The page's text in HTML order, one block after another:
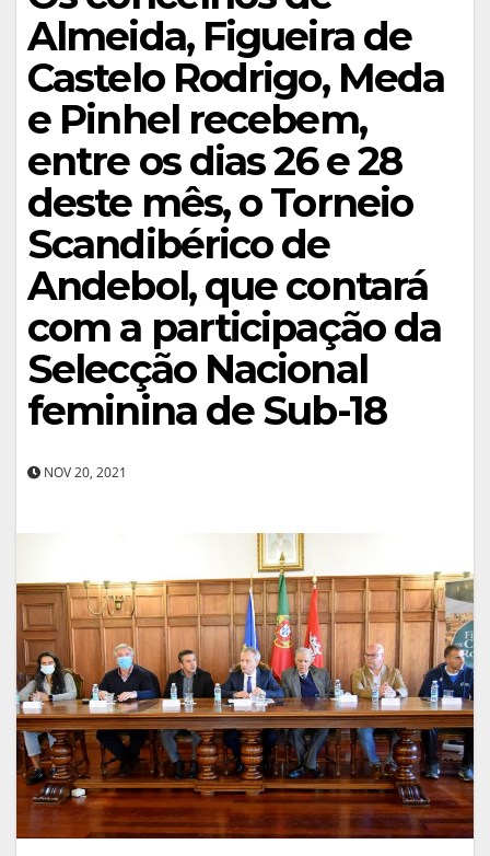
Almeida, Figueira de
Castelo Rodrigo, Meda
e Pinhel recebem,
entre os dias 26 e 28
deste mês, o Torneio
Scandibérico de
Andebol, que contará
com a participação da
Selecção Nacional
feminina de Sub-18
NOV 20, 2021